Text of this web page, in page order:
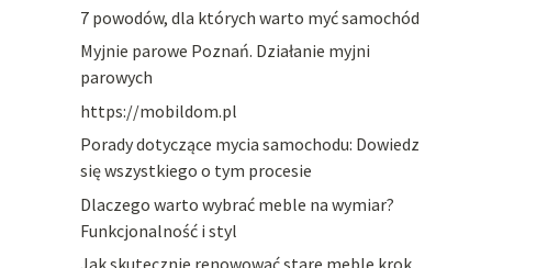
7 powodów, dla których warto myć samochód
Myjnie parowe Poznań. Działanie myjni
parowych
https://mobildom.pl
Porady dotyczące mycia samochodu: Dowiedz
się wszystkiego o tym procesie
Dlaczego warto wybrać meble na wymiar?
Funkcjonalność i styl
Jak skutecznie renowować stare meble krok